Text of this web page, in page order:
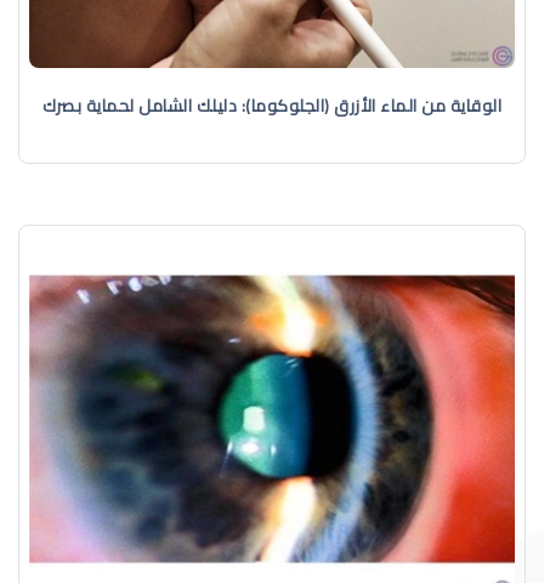
الوقاية من الماء الأزرق (الجلوكوما): دليلك الشامل لحماية بصرك